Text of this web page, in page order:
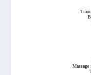
Massage